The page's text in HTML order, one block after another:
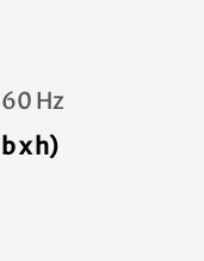
Hz
x h)